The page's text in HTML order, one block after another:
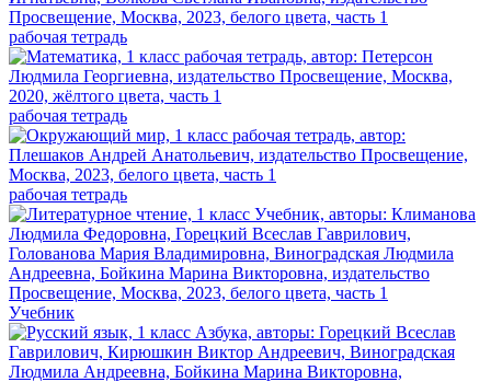
рабочая тетрадь
рабочая тетрадь
рабочая тетрадь
Учебник